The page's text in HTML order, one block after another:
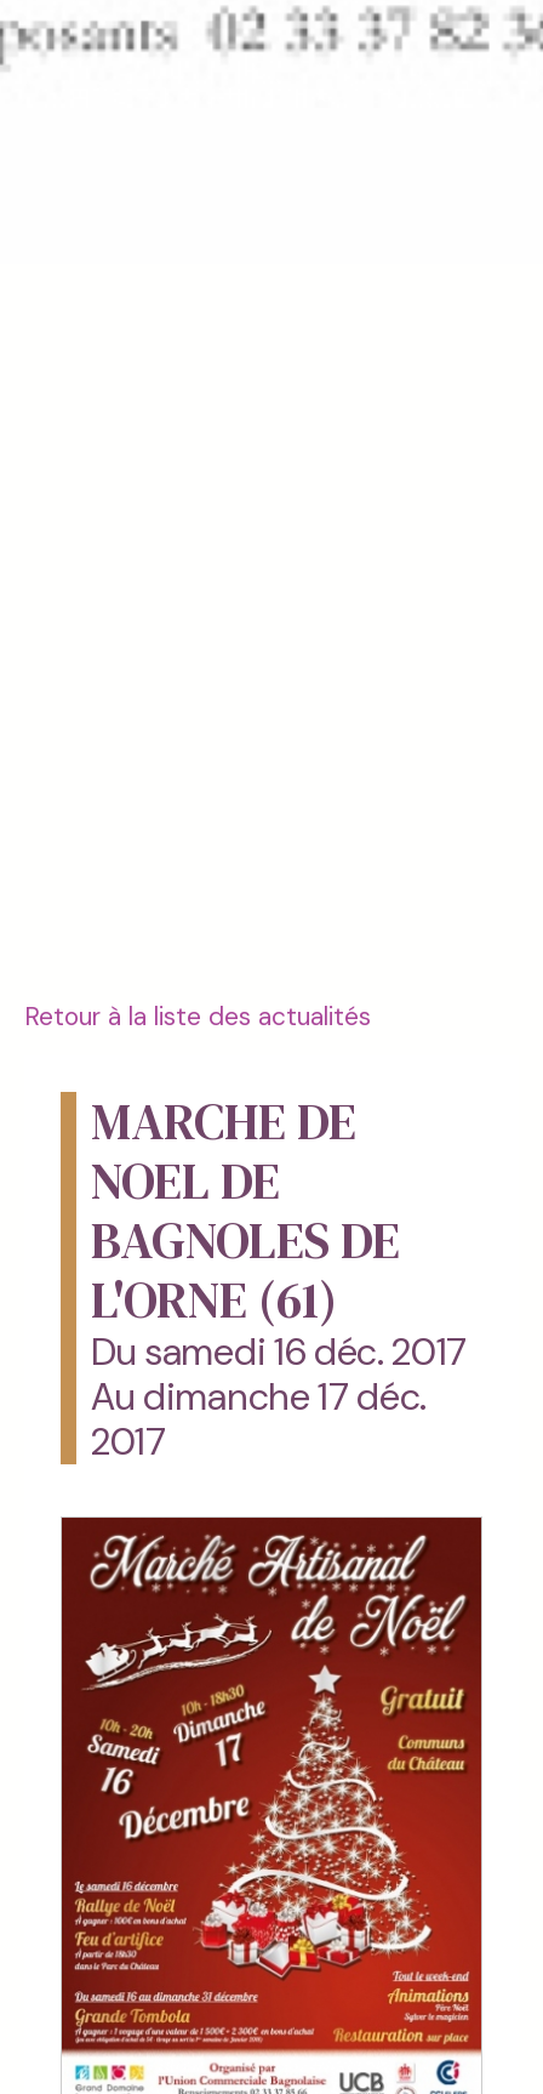
Retour à la liste des actualités
MARCHE DE
NOEL DE
BAGNOLES DE
L'ORNE (61)
Du samedi 16 déc. 2017
Au dimanche 17 déc.
2017